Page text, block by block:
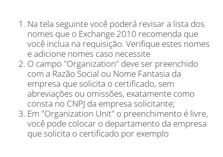
Na tela seguinte você poderá revisar a lista dos
nomes que o Exchange 2010 recomenda que
você inclua na requisição. Verifique estes nomes
e adicione nomes caso necessite
O campo "Organization" deve ser preenchido
com a Razão Social ou Nome Fantasia da
empresa que solicita o certificado, sem
abreviações ou omissões, exatamente como
consta no CNPJ da empresa solicitante;
Em "Organization Unit" o preenchimento é livre,
você pode colocar o departamento da empresa
que solicita o certificado por exemplo